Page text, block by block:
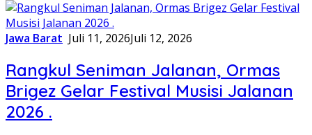
Jawa Barat Juli 11, 2026Juli 12, 2026
Rangkul Seniman Jalanan, Ormas
Brigez Gelar Festival Musisi Jalanan
2026 .